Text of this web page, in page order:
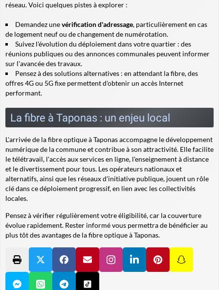
réseau. Voici quelques pistes à explorer :
Demandez unevérification d'adressage, particulièrement en cas
de logement neuf ou de changement de numérotation.
Suivez l'évolution du déploiement dans votre quartier : des
réunions publiques ou des annonces communales peuvent informer
sur l'avancée des travaux.
Pensez à des solutions alternatives : en attendant la fibre, des
offres 4G ou 5G fixe permettent d'obtenir un accès Internet
performant.
La fibre à Taponas : un enjeu local
L'arrivée de la fibre optique à Taponas accompagne le développement
numérique de la commune et contribue à son attractivité. Elle facilite
le télétravail, l'accès aux services en ligne, l'enseignement à distance
et le divertissement pour tous. Les opérateurs nationaux et
alternatifs, ainsi que les réseaux d'initiative publique, jouent un rôle
clé dans ce déploiement progressif, en lien avec les collectivités
locales.
Pensez à vérifier régulièrement votre éligibilité, car la couverture
évolue rapidement. Rester informé vous permettra de bénéficier au
plus tôt des avantages de la fibre optique à Taponas.